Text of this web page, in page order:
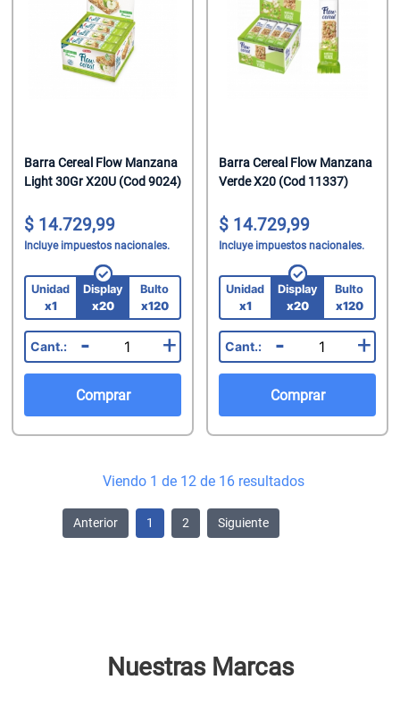
Barra Cereal Flow Manzana
Light 30Gr X20U (Cod 9024)
14.729,99
Incluye impuestos nacionales.
Unidad
x1
Display
x20
Bulto
x120
- +
Comprar
Barra Cereal Flow Manzana
Verde X20 (Cod 11337)
14.729,99
Incluye impuestos nacionales.
Unidad
x1
Display
x20
Bulto
x120
- +
Comprar
Viendo 1 de 12 de 16 resultados
Anterior 1 2 Siguiente
Nuestras Marcas